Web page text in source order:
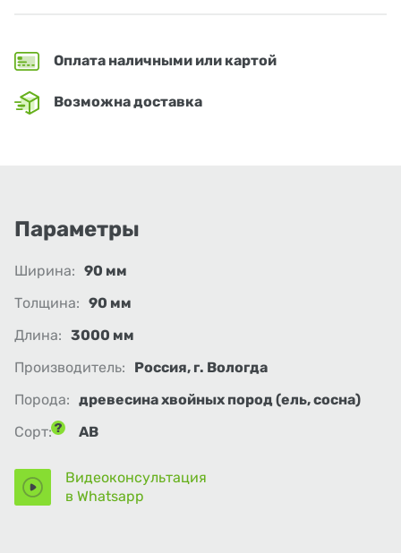
Оплата наличными или картой
Возможна доставка
Параметры
Ширина: 90 мм
Толщина: 90 мм
Длина: 3000 мм
Производитель:
Россия, г. Вологда
Порода: древесина хвойных пород (ель, сосна)
Сорт:
АВ
Видеоконсультация
в Whatsapp